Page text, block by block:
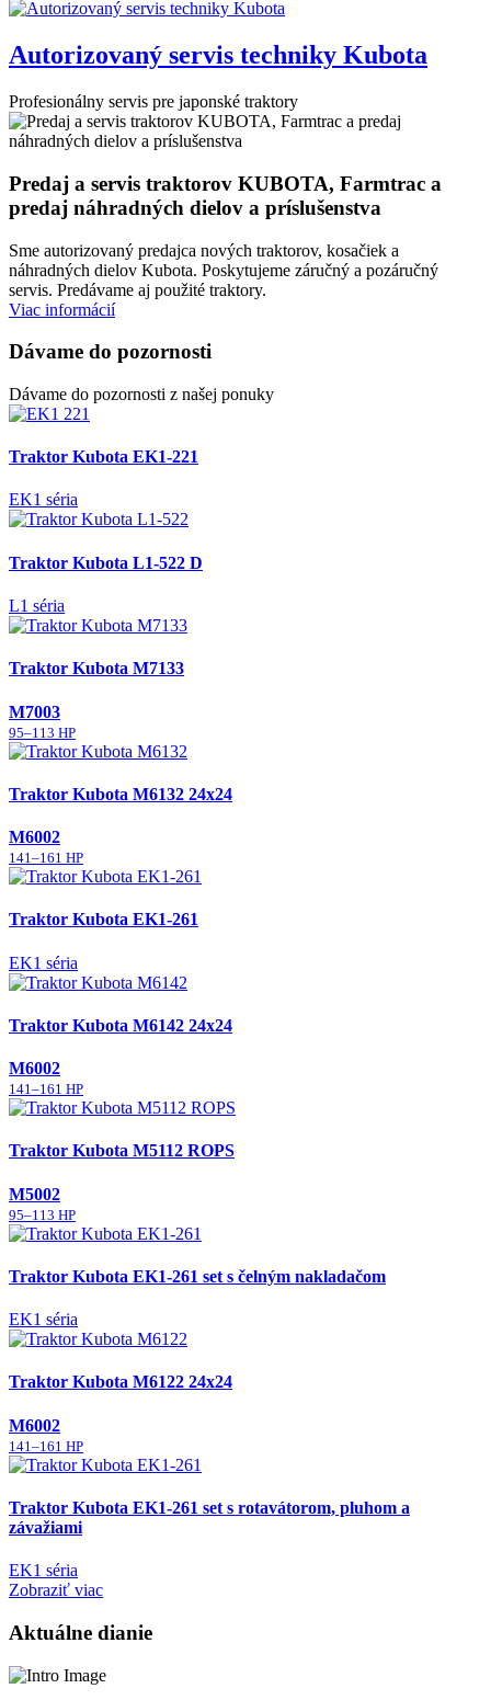
Autorizovaný servis techniky Kubota
Profesionálny servis pre japonské traktory
Predaj a servis traktorov KUBOTA, Farmtrac a
predaj náhradných dielov a príslušenstva
Sme autorizovaný predajca nových traktorov, kosačiek a
náhradných dielov Kubota. Poskytujeme záručný a pozáručný
servis. Predávame aj použité traktory.
Viac informácií
Dávame do pozornosti
Dávame do pozornosti z našej ponuky
Traktor Kubota EK1-221
EK1 séria
Traktor Kubota L1-522 D
L1 séria
Traktor Kubota M7133
M7003
95–113 HP
Traktor Kubota M6132 24x24
M6002
141–161 HP
Traktor Kubota EK1-261
EK1 séria
Traktor Kubota M6142 24x24
M6002
141–161 HP
Traktor Kubota M5112 ROPS
M5002
95–113 HP
Traktor Kubota EK1-261 set s čelným nakladačom
EK1 séria
Traktor Kubota M6122 24x24
M6002
141–161 HP
Traktor Kubota EK1-261 set s rotavátorom, pluhom a
závažiami
EK1 séria
Zobraziť viac
Aktuálne dianie